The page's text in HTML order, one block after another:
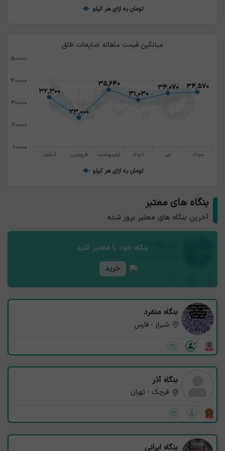
تومان به ازای هر کیلو
میانگین قیمت ماهانه ضایعات طلق
۳۲,۳۰۰
۳۲,۳۰۰
۲۳,۰۰۰
۲۳,۰۰۰
۳۵,۶۴۰
۳۵,۶۴۰
۳۱,۰۳۰
۳۱,۰۳۰
۳۴,۰۷۰
۳۴,۰۷۰ ۳۴,۵۷۰
۳۴,۵۷۰
تومان به ازای هر کیلو
اسفند فروردین اردیبهشت خرداد تیر مرداد
10000
20000
30000
40000
50000
بنگاه های معتبر
آخرین بنگاه های معتبر بروز شده
بنگاه خود را معتبر کنید
خرید
نام بنگاه شما
بنگاه منفرد
شیراز - فارس
بنگاه آذر
قرچک - تهران
بنگاه ایرانی